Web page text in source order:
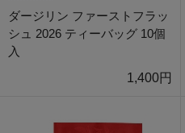
ダージリン ファーストフラッ
シュ 2026 ティーバッグ 10個
入
1,400円